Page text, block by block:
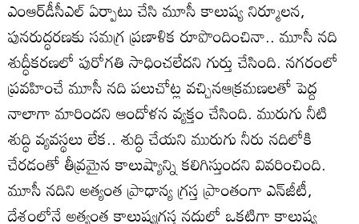
ఎంఆర్‌డీసీఎల్‌ ఏర్పాటు చేసి మూసీ కాలుష్య నిర్మూలన,
పునరుద్ధరణకు సమగ్ర ప్రణాళిక రూపొందించినా.. మూసీ నది
శుద్ధీకరణలో పురోగతి సాధించలేదని గుర్తు చేసింది. నగరంలో
ప్రవహించే మూసీ నది పలుచోట్ల వచ్చినఆక్రమణలతో పెద్ద
నాలాగా మారిందని ఆందోళన వ్యక్తం చేసింది. మురుగు నీటి
శుద్ధి వ్యవస్థలు లేక.. శుద్ధి చేయని మురుగు నీరు నదిలోకి
చేరడంతో తీవ్రమైన కాలుష్యాన్ని కలిగిస్తుందని వివరించింది.
మూసీ నదిని అత్యంత ప్రాధాన్య గ్రస్త ప్రాంతంగా ఎన్‌జీటీ,
దేశంలోనే అత్యంత కాలుష్యగ్రస్త నదుల్లో ఒకటిగా కాలుష్య